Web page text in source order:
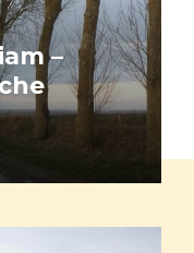
–